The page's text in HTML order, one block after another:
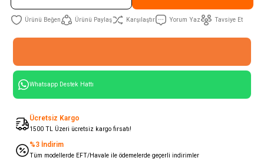
Ürünü Paylaş Karşılaştır Yorum Yaz Tavsiye Et
Whatsapp Destek Hattı
Ücretsiz Kargo
1500 TL Üzeri ücretsiz kargo fırsatı!
%3 İndirim
Tüm modellerde EFT/Havale ile ödemelerde geçerli indirimler